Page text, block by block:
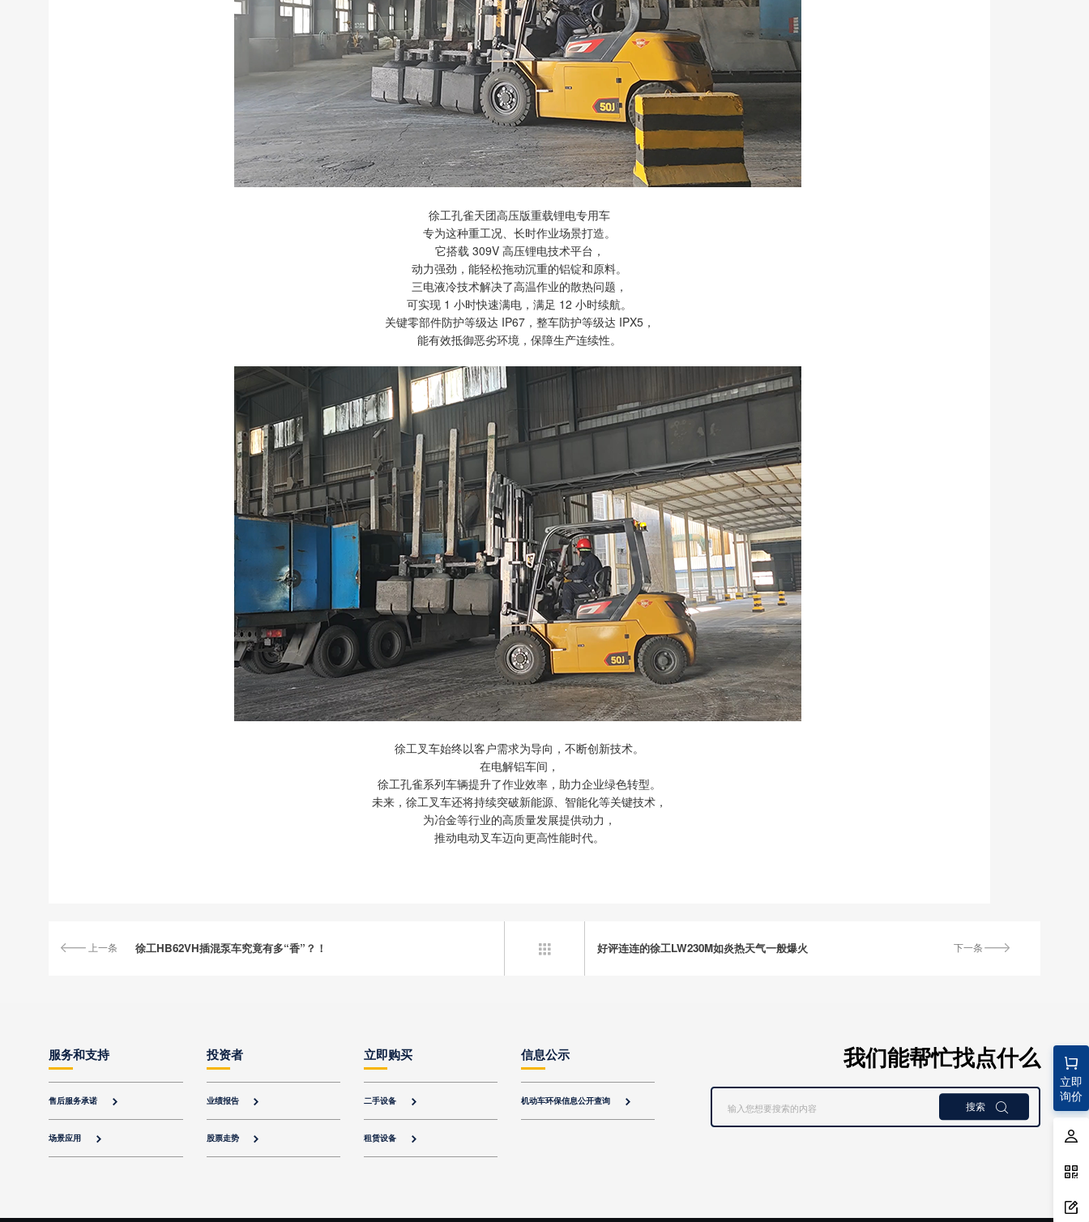
徐工孔雀天团高压版重载锂电专用车
专为这种重工况、长时作业场景打造。
它搭载 309V 高压锂电技术平台，
动力强劲，能轻松拖动沉重的铝锭和原料。
三电液冷技术解决了高温作业的散热问题，
可实现 1 小时快速满电，满足 12 小时续航。
关键零部件防护等级达 IP67，整车防护等级达 IPX5，
能有效抵御恶劣环境，保障生产连续性。
徐工叉车始终以客户需求为导向，不断创新技术。
在电解铝车间，
徐工孔雀系列车辆提升了作业效率，助力企业绿色转型。
未来，徐工叉车还将持续突破新能源、智能化等关键技术，
为冶金等行业的高质量发展提供动力，
推动电动叉车迈向更高性能时代。
上一条 徐工HB62VH插混泵车究竟有多“香”？！ 下一条
好评连连的徐工LW230M如炎热天气一般爆火

立即
询价
服务和支持
售后服务承诺 
场景应用 
投资者
业绩报告 
股票走势 
立即购买
二手设备 
租赁设备 
信息公示
机动车环保信息公开查询 
我们能帮忙找点什么
搜索 